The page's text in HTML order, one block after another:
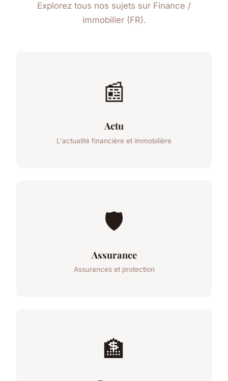
Explorez tous nos sujets sur Finance /
immobilier (FR).
📰
Actu
L'actualité financière et immobilière
🛡️
Assurance
Assurances et protection
🏦